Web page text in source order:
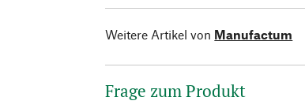
Weitere Artikel von Manufactum
Frage zum Produkt